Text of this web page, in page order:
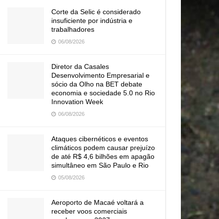
Corte da Selic é considerado
insuficiente por indústria e
trabalhadores
06/08/2026
Diretor da Casales
Desenvolvimento Empresarial e
sócio da Olho na BET debate
economia e sociedade 5.0 no Rio
Innovation Week
06/08/2026
Ataques cibernéticos e eventos
climáticos podem causar prejuízo
de até R$ 4,6 bilhões em apagão
simultâneo em São Paulo e Rio
05/08/2026
Aeroporto de Macaé voltará a
receber voos comerciais